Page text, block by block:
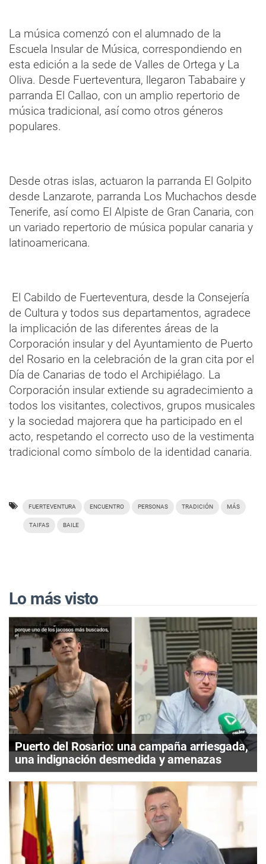
La música comenzó con el alumnado de la
Escuela Insular de Música, correspondiendo en
esta edición a la sede de Valles de Ortega y La
Oliva. Desde Fuerteventura, llegaron Tababaire y
parranda El Callao, con un amplio repertorio de
música tradicional, así como otros géneros
populares.
Desde otras islas, actuaron la parranda El Golpito
desde Lanzarote, parranda Los Muchachos desde
Tenerife, así como El Alpiste de Gran Canaria, con
un variado repertorio de música popular canaria y
latinoamericana.
El Cabildo de Fuerteventura, desde la Consejería
de Cultura y todos sus departamentos, agradece
la implicación de las diferentes áreas de la
Corporación insular y del Ayuntamiento de Puerto
del Rosario en la celebración de la gran cita por el
Día de Canarias de todo el Archipiélago. La
Corporación insular extiende su agradecimiento a
todos los visitantes, colectivos, grupos musicales
y la sociedad majorera que ha participado en el
acto, respetando el correcto uso de la vestimenta
tradicional como símbolo de la identidad canaria.
FUERTEVENTURA ENCUENTRO PERSONAS TRADICIÓN MÁS
TAIFAS BAILE
Lo más visto
Puerto del Rosario: una campaña arriesgada,
una indignación desmedida y amenazas